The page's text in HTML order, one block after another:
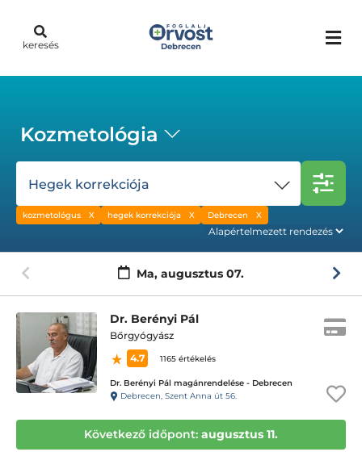
keresés Debrecen
Kozmetológia
Hegek korrekciója
kozmetológus hegek korrekciója Debrecen
Ma, augusztus 07.
Dr. Berényi Pál
Bőrgyógyász
4.7
1165 értékelés
Dr. Berényi Pál magánrendelése - Debrecen
Debrecen, Szent Anna út 56.
Következő időpont: augusztus 11.